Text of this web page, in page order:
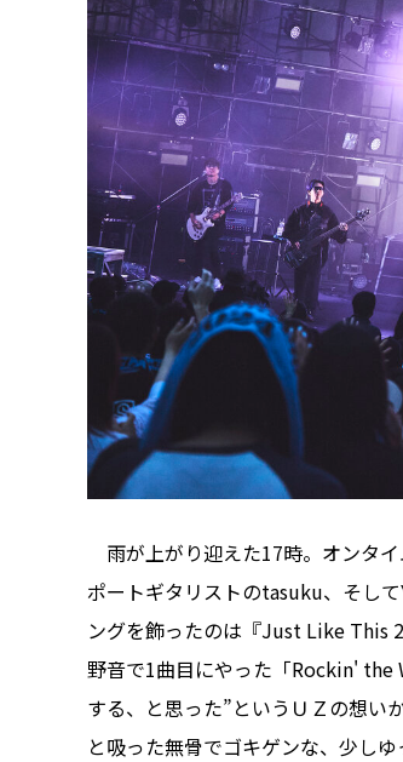
雨が上がり迎えた17時。オンタ
ポートギタリストのtasuku、そし
ングを飾ったのは『Just Like This
野音で1曲目にやった「Rockin' the
する、と思った”というＵＺの想い
と吸った無骨でゴキゲンな、少し